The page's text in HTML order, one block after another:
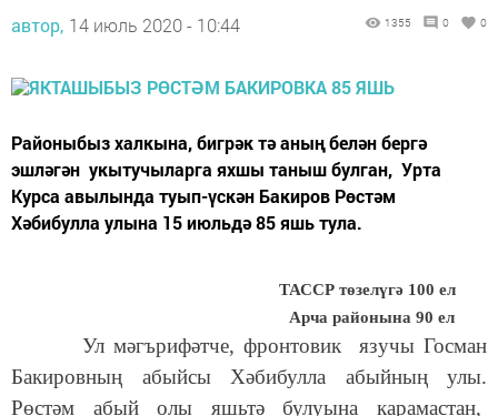
автор, 14 июль 2020 - 10:44 1355 0 0
Районыбыз халкына, бигрәк тә аның белән бергә
эшләгән укытучыларга яхшы таныш булган, Урта
Курса авылында туып-үскән Бакиров Рөстәм
Хәбибулла улына 15 июльдә 85 яшь тула.
ТАССР төзелүгә 100 ел
Арча районына 90 ел
Ул мәгърифәтче, фронтовик язучы Госман
Бакировның абыйсы Хәбибулла абыйның улы.
Рөстәм абый олы яшьтә булуына карамастан,